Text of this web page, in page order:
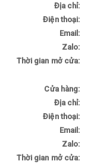
Địa chỉ:
Điện thoại:
Email:
Zalo:
Thời gian mở cửa:
Cửa hàng:
Địa chỉ:
Điện thoại:
Email:
Zalo:
Thời gian mở cửa: